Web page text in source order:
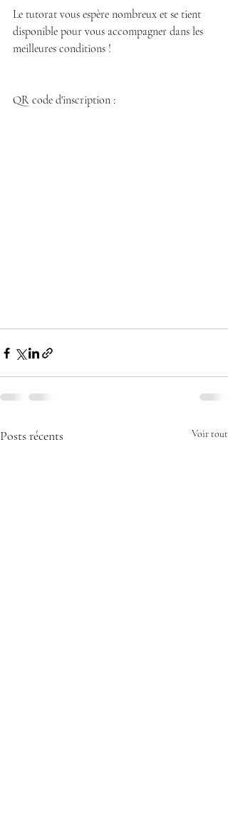
Le tutorat vous espère nombreux et se tient
disponible pour vous accompagner dans les
meilleures conditions !
QR code d'inscription :
Posts récents Voir tout